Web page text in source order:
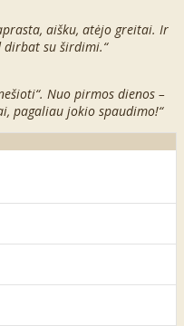
aišku, atėjo greitai. Ir
dirbat su širdimi.“
Nuo pirmos dienos –
pagaliau jokio spaudimo!“